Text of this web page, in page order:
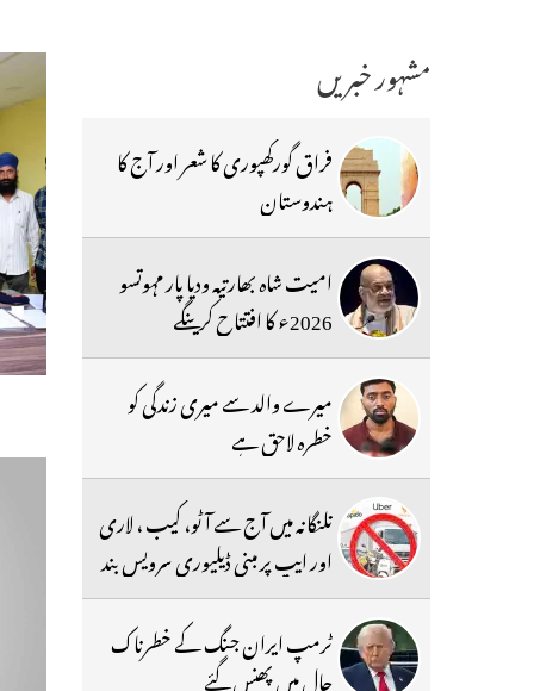
مشہور خبریں
فراق گورکھپوری کا شعر اور آج کا
ہندوستان
امیت شاہ بھارتیہ ودیا پار مہوتسو
2026ء کا افتتاح کرینگے
میرے والد سے میری زندگی کو
خطرہ لاحق ہے
تلنگانہ میں آج سے آٹو، کیب ، لاری
اور ایپ پر مبنی ڈیلیوری سرویس بند
ٹرمپ ایران جنگ کے خطرناک
جال میں پھنس گئے